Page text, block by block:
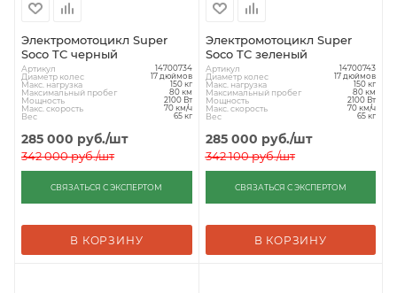
Электромотоцикл Super
Soco TC черный
Артикул 14700734
Диаметр колес 17 дюймов
Макс. нагрузка 150 кг
Максимальный пробег 80 км
Мощность 2100 Вт
Макс. скорость 70 км/ч
Вес 65 кг
285 000 руб./шт
342 000руб./шт
СВЯЗАТЬСЯ С ЭКСПЕРТОМ
В КОРЗИНУ
Электромотоцикл Super
Soco TC зеленый
Артикул 14700743
Диаметр колес 17 дюймов
Макс. нагрузка 150 кг
Максимальный пробег 80 км
Мощность 2100 Вт
Макс. скорость 70 км/ч
Вес 65 кг
285 000 руб./шт
342 100руб./шт
СВЯЗАТЬСЯ С ЭКСПЕРТОМ
В КОРЗИНУ